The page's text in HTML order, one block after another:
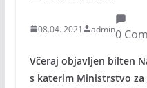
08.04. 2021 admin0
Včeraj objavljen bilten
s katerim Ministrstvo